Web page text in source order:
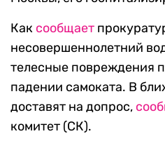
Как сообщает
несовершеннолетний
телесные повреждения
падении самоката. В
доставят на допрос,
комитет (СК).